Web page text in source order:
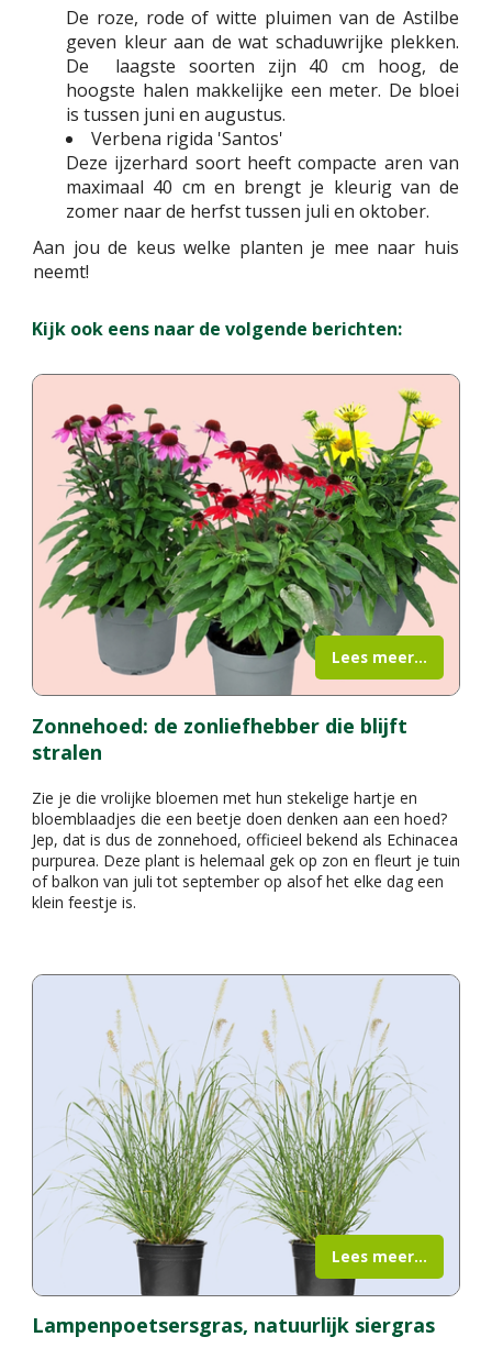
De roze, rode of witte pluimen van de Astilbe
geven kleur aan de wat schaduwrijke plekken.
De laagste soorten zijn 40 cm hoog, de
hoogste halen makkelijke een meter. De bloei
is tussen juni en augustus.
Verbena rigida 'Santos'
Deze ijzerhard soort heeft compacte aren van
maximaal 40 cm en brengt je kleurig van de
zomer naar de herfst tussen juli en oktober.
Aan jou de keus welke planten je mee naar huis
neemt!
Kijk ook eens naar de volgende berichten:
Zonnehoed: de zonliefhebber die blijft
stralen
Zie je die vrolijke bloemen met hun stekelige hartje en
bloemblaadjes die een beetje doen denken aan een hoed?
Jep, dat is dus de zonnehoed, officieel bekend als Echinacea
purpurea. Deze plant is helemaal gek op zon en fleurt je tuin
of balkon van juli tot september op alsof het elke dag een
klein feestje is.
Lees meer...
Lampenpoetsersgras, natuurlijk siergras
Lees meer...